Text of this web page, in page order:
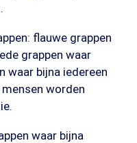
flauwe grappen
grappen waar
waar bijna iedereen
worden
waar bijna